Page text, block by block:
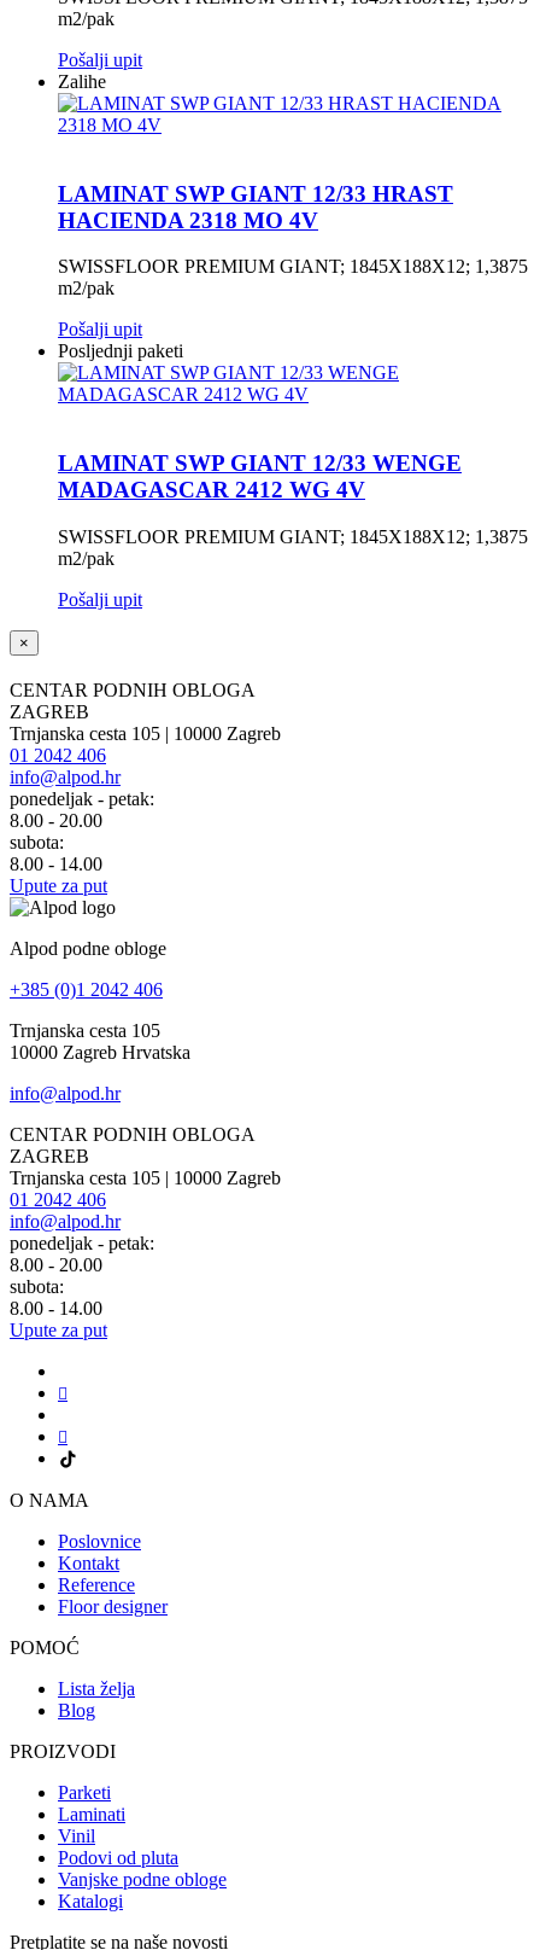
m2/pak
Pošalji upit
Zalihe
LAMINAT SWP GIANT 12/33 HRAST
HACIENDA 2318 MO 4V
SWISSFLOOR PREMIUM GIANT; 1845X188X12; 1,3875
m2/pak
Pošalji upit
Posljednji paketi
LAMINAT SWP GIANT 12/33 WENGE
MADAGASCAR 2412 WG 4V
SWISSFLOOR PREMIUM GIANT; 1845X188X12; 1,3875
m2/pak
Pošalji upit
×
CENTAR PODNIH OBLOGA
ZAGREB
Trnjanska cesta 105 | 10000 Zagreb
01 2042 406
info@alpod.hr
ponedeljak - petak:
8.00 - 20.00
subota:
8.00 - 14.00
Upute za put
Alpod podne obloge
+385 (0)1 2042 406
Trnjanska cesta 105
10000 Zagreb Hrvatska
info@alpod.hr
CENTAR PODNIH OBLOGA
ZAGREB
Trnjanska cesta 105 | 10000 Zagreb
01 2042 406
info@alpod.hr
ponedeljak - petak:
8.00 - 20.00
subota:
8.00 - 14.00
Upute za put
O NAMA
Poslovnice
Kontakt
Reference
Floor designer
POMOĆ
Lista želja
Blog
PROIZVODI
Parketi
Laminati
Vinil
Podovi od pluta
Vanjske podne obloge
Katalogi
Pretplatite se na naše novosti